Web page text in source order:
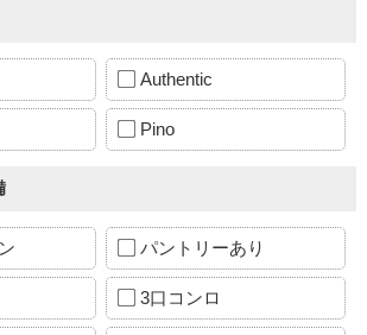
Authentic
Pino
パントリーあり
3口コンロ